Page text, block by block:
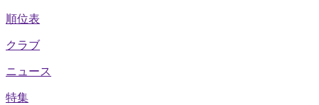
順位表
クラブ
ニュース
特集